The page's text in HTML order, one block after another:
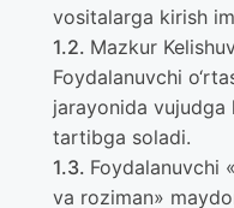
vositalarga kirish
Mazkur
Foydalanuvchi
jarayonida vujudga
tartibga soladi.
Foydalanuvchi
va roziman»